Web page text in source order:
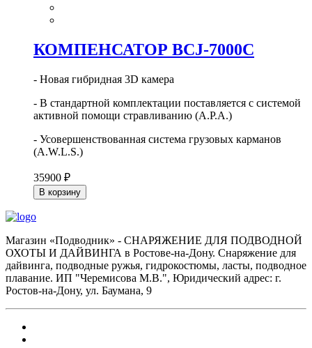
КОМПЕНСАТОР BCJ-7000С
- Новая гибридная 3D камера
- В стандартной комплектации поставляется с системой
активной помощи стравливанию (A.P.A.)
- Усовершенствованная система грузовых карманов
(A.W.L.S.)
35900 ₽
В корзину
Магазин «Подводник» - СНАРЯЖЕНИЕ ДЛЯ ПОДВОДНОЙ
ОХОТЫ И ДАЙВИНГА в Ростове-на-Дону. Снаряжение для
дайвинга, подводные ружья, гидрокостюмы, ласты, подводное
плавание. ИП "Черемисова М.В.", Юридический адрес: г.
Ростов-на-Дону, ул. Баумана, 9